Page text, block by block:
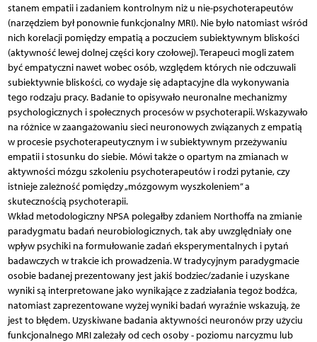
stanem empatii i zadaniem kontrolnym niż u nie-psychoterapeutów
(narzędziem był ponownie funkcjonalny MRI). Nie było natomiast wśród
nich korelacji pomiędzy empatią a poczuciem subiektywnym bliskości
(aktywność lewej dolnej części kory czołowej). Terapeuci mogli zatem
być empatyczni nawet wobec osób, względem których nie odczuwali
subiektywnie bliskości, co wydaje się adaptacyjne dla wykonywania
tego rodzaju pracy. Badanie to opisywało neuronalne mechanizmy
psychologicznych i społecznych procesów w psychoterapii. Wskazywało
na różnice w zaangażowaniu sieci neuronowych związanych z empatią
w procesie psychoterapeutycznym i w subiektywnym przeżywaniu
empatii i stosunku do siebie. Mówi także o opartym na zmianach w
aktywności mózgu szkoleniu psychoterapeutów i rodzi pytanie, czy
istnieje zależność pomiędzy „mózgowym wyszkoleniem” a
skutecznością psychoterapii.
Wkład metodologiczny NPSA polegałby zdaniem Northoffa na zmianie
paradygmatu badań neurobiologicznych, tak aby uwzględniały one
wpływ psychiki na formułowanie zadań eksperymentalnych i pytań
badawczych w trakcie ich prowadzenia. W tradycyjnym paradygmacie
osobie badanej prezentowany jest jakiś bodziec/zadanie i uzyskane
wyniki są interpretowane jako wynikające z zadziałania tegoż bodźca,
natomiast zaprezentowane wyżej wyniki badań wyraźnie wskazują, że
jest to błędem. Uzyskiwane badania aktywności neuronów przy użyciu
funkcjonalnego MRI zależały od cech osoby - poziomu narcyzmu lub